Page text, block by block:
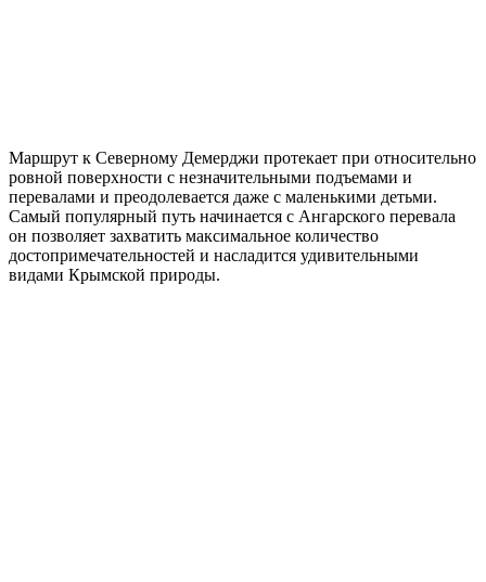
Маршрут к Северному Демерджи протекает при относительно
ровной поверхности с незначительными подъемами и
перевалами и преодолевается даже с маленькими детьми.
Самый популярный путь начинается с Ангарского перевала
он позволяет захватить максимальное количество
достопримечательностей и насладится удивительными
видами Крымской природы.